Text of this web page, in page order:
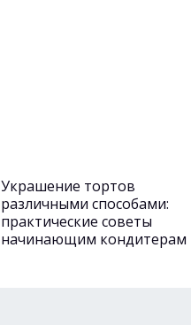
Украшение тортов
различными способами:
практические советы
начинающим кондитерам